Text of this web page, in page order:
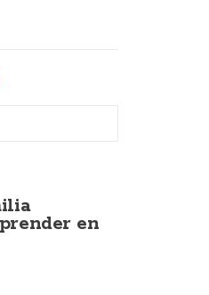
en